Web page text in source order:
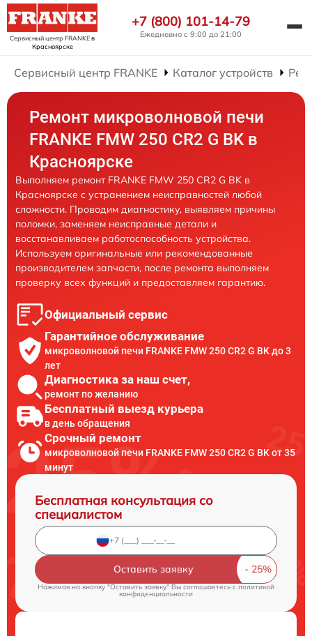
Сервисный центр FRANKEв
Красноярске
+7 (800) 101-14-79
Ежедневно с 9:00 до 21:00
Сервисный центр FRANKE Каталог устройств
Ремонт микроволновой печи
FRANKE FMW 250 CR2 G BK в
Красноярске
Выполняем ремонт FRANKE FMW 250 CR2 G BK в
Красноярске с устранением неисправностей любой
сложности. Проводим диагностику, выявляем причины
поломки, заменяем неисправные детали и
восстанавливаем работоспособность устройства.
Используем оригинальные или рекомендованные
производителем запчасти, после ремонта выполняем
проверку всех функций и предоставляем гарантию.
Официальный сервис
Гарантийное обслуживание
микроволновой печи FRANKE FMW 250 CR2 G BK до 3
лет
Диагностика за наш счет,
ремонт по желанию
Бесплатный выезд курьера
в день обращения
Срочный ремонт
микроволновой печи FRANKE FMW 250 CR2 G BK от 35
минут
Бесплатная консультация со
специалистом
Оставить заявку
Нажимая на кнопку "Оставить заявку" Вы соглашаетесь cполитикой
конфиденциальности